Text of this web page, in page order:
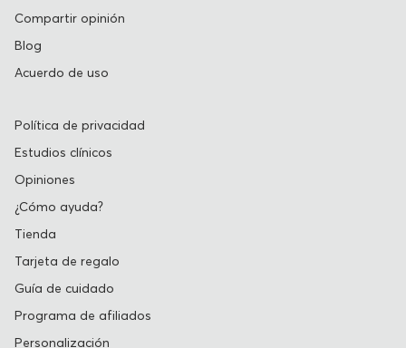
Compartir opinión
Blog
Acuerdo de uso
Política de privacidad
Estudios clínicos
Opiniones
¿Cómo ayuda?
Tienda
Tarjeta de regalo
Guía de cuidado
Programa de afiliados
Personalización